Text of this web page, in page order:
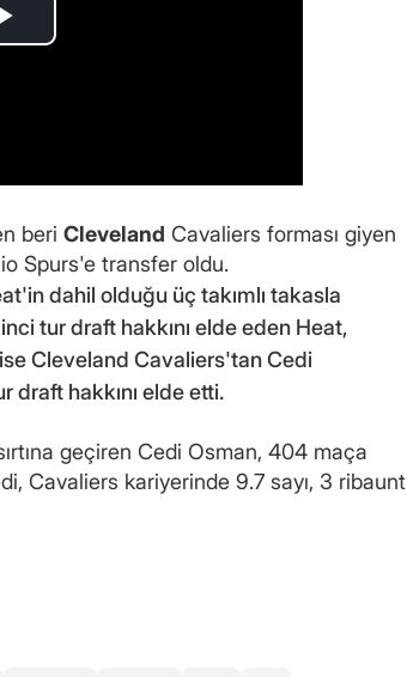
beri Cleveland Cavaliers forması giyen
Spurs'e transfer oldu.
dahil olduğu üç takımlı takasla
tur draft hakkını elde eden Heat,
Cleveland Cavaliers'tan Cedi
hakkını elde etti.
geçiren Cedi Osman, 404 maça
Cavaliers kariyerinde 9.7 sayı, 3 ribaunt